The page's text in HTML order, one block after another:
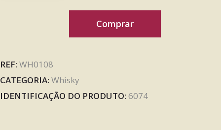
Comprar
REF: WH0108
CATEGORIA: Whisky
IDENTIFICAÇÃO DO PRODUTO: 6074